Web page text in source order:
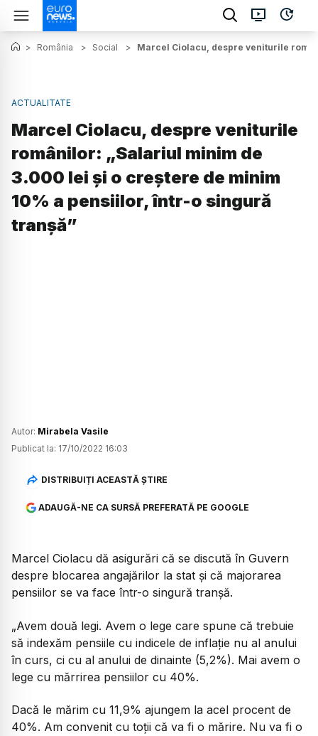
> România > Social > Marcel Ciolacu, despre veniturile
ACTUALITATE
Marcel Ciolacu, despre veniturile
românilor: „Salariul minim de
3.000 lei şi o creştere de minim
10% a pensiilor, într-o singură
tranşă”
Autor: Mirabela Vasile
Publicat la: 17/10/2022 16:03
DISTRIBUIȚI ACEASTĂ ȘTIRE
ADAUGĂ-NE CA SURSĂ PREFERATĂ PE GOOGLE
Marcel Ciolacu dă asigurări că se discută în Guvern
despre blocarea angajărilor la stat şi că majorarea
pensiilor se va face într-o singură tranşă.
„Avem două legi. Avem o lege care spune că trebuie
să indexăm pensiile cu indicele de inflație nu al anului
în curs, ci cu al anului de dinainte (5,2%). Mai avem o
lege cu mărrirea pensiilor cu 40%.
Dacă le mărim cu 11,9% ajungem la acel procent de
40%. Am convenit cu toții că va fi o mărire. Nu va fi o